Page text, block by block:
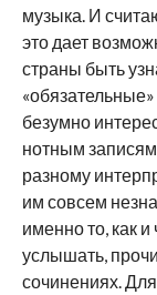
музыка. И
это дает
страны быть
безумно
нотным
разному
им совсем
именно то, как
услышать,
сочинениях.